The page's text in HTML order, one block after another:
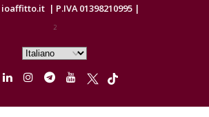
ioaffitto.it | P.IVA 01398210995 |
2